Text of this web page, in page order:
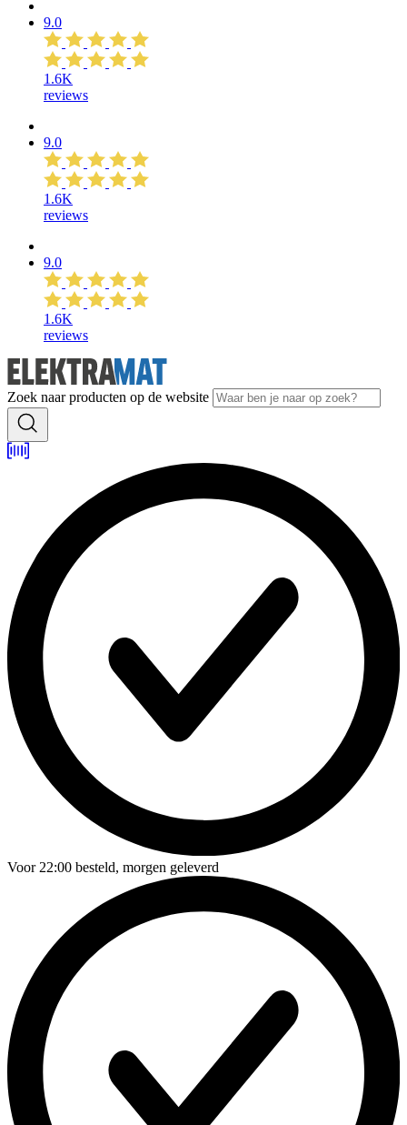
9.0
1.6K
reviews
9.0
1.6K
reviews
9.0
1.6K
reviews
Zoek naar producten op de website
Voor22:00 besteld, morgen geleverd